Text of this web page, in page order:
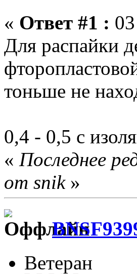
« Ответ #1 :
Для распайки
тоньше не
0,4 - 0,5 с
« Последнее
от snik»
Ветеран